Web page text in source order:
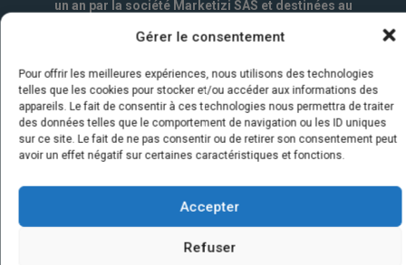
Gérer le consentement
Pour offrir les meilleures expériences, nous utilisons des technologies
telles que les cookies pour stocker et/ou accéder aux informations des
appareils. Le fait de consentir à ces technologies nous permettra de traiter
des données telles que le comportement de navigation ou les ID uniques
sur ce site. Le fait de ne pas consentir ou de retirer son consentement peut
avoir un effet négatif sur certaines caractéristiques et fonctions.
Accepter
Refuser
un an par la société Marketizi SAS et destinées au